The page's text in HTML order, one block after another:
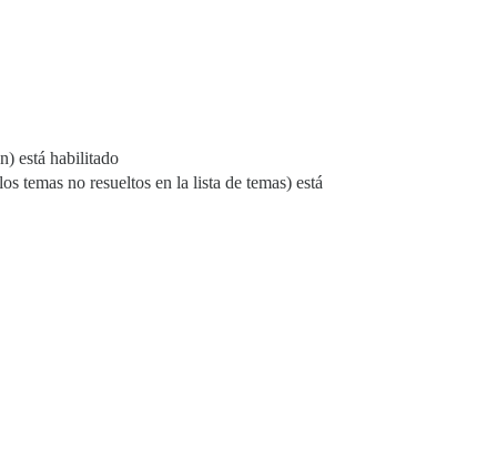
está habilitado
temas no resueltos en la lista de temas) está